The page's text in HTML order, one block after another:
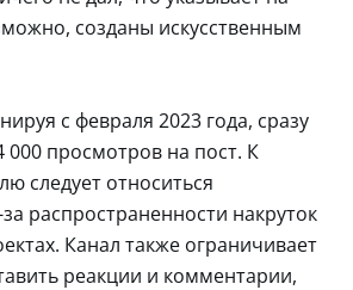
созданы искусственным
с февраля 2023 года, сразу
000 просмотров на пост. К
следует относиться
распространенности накруток
Канал также ограничивает
реакции и комментарии,